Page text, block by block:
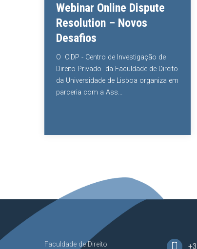
Webinar Online Dispute
Resolution – Novos
Desafios
O CIDP - Centro de Investigação de
Direito Privado da Faculdade de Direito
da Universidade de Lisboa organiza em
parceria com a Ass...
Faculdade de Direito